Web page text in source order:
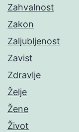
Zahvalnost
Zakon
Zaljubljenost
Zavist
Zdravlje
Želje
Žene
Život